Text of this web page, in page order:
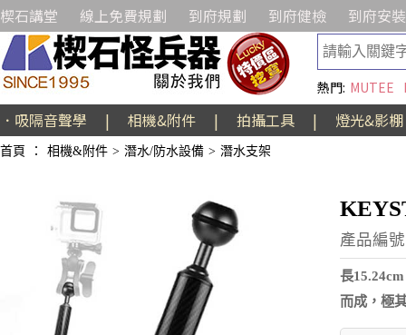
楔石講堂 線上免費規劃 到府規劃 到府健檢 到府安裝
熱門: MUTEE
．吸隔音聲學 | 相機&附件 | 拍攝工具 | 燈光&影棚
首頁 ： 相機&附件 > 潛水/防水設備 > 潛水支架
產品編
長
而成，極